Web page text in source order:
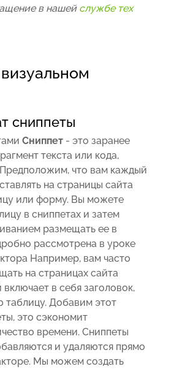
в нашей службе тех
сниппеты
Сниппет - это заранее
текста или кода,
Предположим, что вам каждый
на страницы сайта
или форму. Вы можете
в сниппетах и затем
размещать ее в
рассмотрена в уроке
Например, вам часто
на страницах сайта
в себя заголовок,
таблицу. Добавим этот
это сэкономит
времени. Сниппеты
и удаляются прямо
Мы можем создать